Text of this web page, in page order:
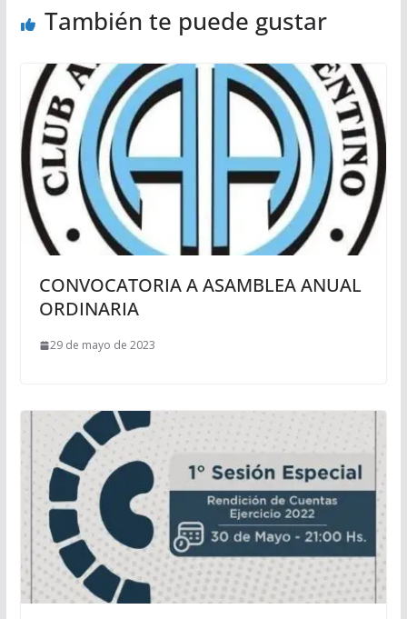
También te puede gustar
CONVOCATORIA A ASAMBLEA ANUAL
ORDINARIA
29 de mayo de 2023